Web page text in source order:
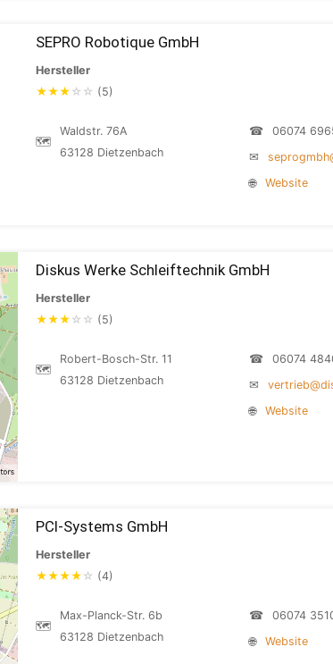
SEPRO Robotique GmbH
Hersteller
★★★ ☆ ☆ (5)
🗺
Waldstr. 76A
63128 Dietzenbach
☎
06074
✉
🌐
Website
Diskus Werke Schleiftechnik GmbH
Hersteller
★★★ ☆ ☆ (5)
🗺
Robert-Bosch-Str. 11
63128 Dietzenbach
☎
06074
✉
🌐
Website
PCI-Systems GmbH
Hersteller
★★★★ ☆ (4)
🗺
Max-Planck-Str. 6b
63128 Dietzenbach
☎
06074
🌐
Website